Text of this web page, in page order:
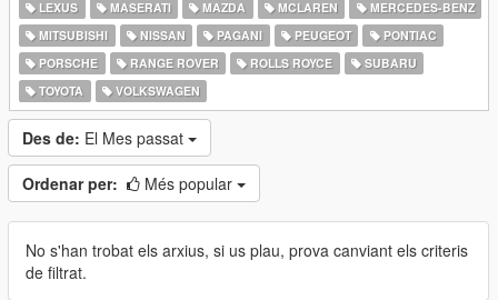
LEXUS
MASERATI MAZDA MCLAREN
MERCEDES-BENZ
MITSUBISHI
NISSAN PAGANI PEUGEOT
PONTIAC
PORSCHE
RANGE ROVER ROLLS ROYCE
SUBARU
TOYOTA
VOLKSWAGEN
Des de: El Mes passat
Ordenar per: Més popular
No s'han trobat els arxius, si us plau, prova canviant els criteris
de filtrat.